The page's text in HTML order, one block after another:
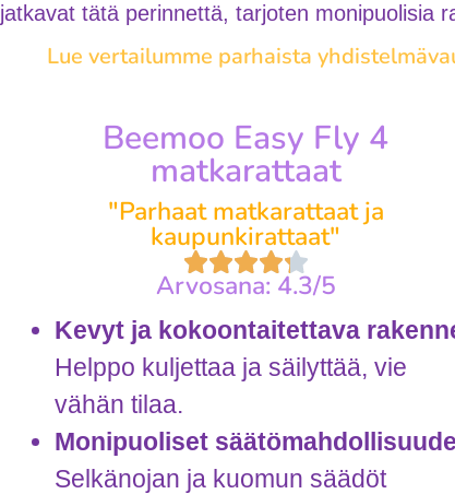
jatkavat tätä perinnettä, tarjoten monipuolisia
Lue vertailumme parhaista
Beemoo Easy Fly 4
matkarattaat
"Parhaat matkarattaat ja
kaupunkirattaat"
Arvosana: 4.3/5
Kevyt ja kokoontaitettava
Helppo kuljettaa ja säilyttää, vie
vähän tilaa.
Monipuoliset
Selkänojan ja kuomun säädöt